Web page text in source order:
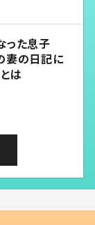
った息子
妻の日記に
は